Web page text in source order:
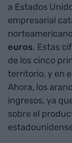
a Estados
empresarial
euros. Estas
de los cinco
territorio, y en
Ahora, los
ingresos, ya
sobre el